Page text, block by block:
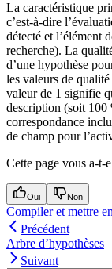
La caractéristique
c’est‑à‑dire
détecté et l’élément
recherche). La
d’une hypothèse
les valeurs de qualité
valeur de 1 signifie
description (soit 100
correspondance
de champ pour
Cette page vous a-t-
Oui Non
Compiler et mettre
Précédent
Arbre d’hypothèses
Suivant